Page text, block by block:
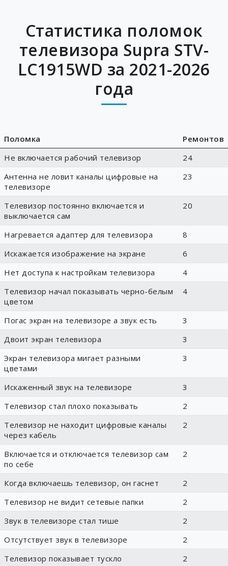
Статистика поломок
телевизора Supra STV-
LC1915WD за 2021-2026
года
Поломка
Ремонтов
Не включается рабочий телевизор
24
Антенна не ловит каналы цифровые на
телевизоре
23
Телевизор постоянно включается и
выключается сам
20
Нагревается адаптер для телевизора
8
Искажается изображение на экране
6
Нет доступа к настройкам телевизора
4
Телевизор начал показывать черно-белым
цветом
4
Погас экран на телевизоре а звук есть
3
Двоит экран телевизора
3
Экран телевизора мигает разными
цветами
3
Искаженный звук на телевизоре
3
Телевизор стал плохо показывать
2
Телевизор не находит цифровые каналы
через кабель
2
Включается и отключается телевизор сам
по себе
2
Когда включаешь телевизор, он гаснет
2
Телевизор не видит сетевые папки
2
Звук в телевизоре стал тише
2
Отсутствует звук в телевизоре
2
Телевизор показывает тускло
2